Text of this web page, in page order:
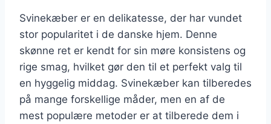
Svinekæber er en delikatesse, der har vundet
stor popularitet i de danske hjem. Denne
skønne ret er kendt for sin møre konsistens og
rige smag, hvilket gør den til et perfekt valg til
en hyggelig middag. Svinekæber kan tilberedes
på mange forskellige måder, men en af de
mest populære metoder er at tilberede dem i